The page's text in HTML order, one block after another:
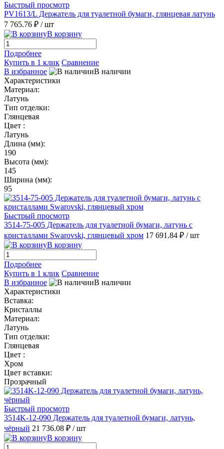
Быстрый просмотр
PV1613/L Держатель для туалетной бумаги, глянцевая латунь
7 765.76 ₽ / шт
В корзину
Подробнее
Купить в 1 клик Сравнение
В избранное
В наличии
Характеристики
Материал:
Латунь
Тип отделки:
Глянцевая
Цвет :
Латунь
Длина (мм):
190
Высота (мм):
145
Ширина (мм):
95
Быстрый просмотр
3514-75-005 Держатель для туалетной бумаги, латунь с
кристаллами Swarovski, глянцевый хром 17 691.84 ₽ / шт
В корзину
Подробнее
Купить в 1 клик Сравнение
В избранное
В наличии
Характеристики
Вставка:
Кристаллы
Материал:
Латунь
Тип отделки:
Глянцевая
Цвет :
Хром
Цвет вставки:
Прозрачный
Быстрый просмотр
3514K-12-090 Держатель для туалетной бумаги, латунь,
чёрный 21 736.08 ₽ / шт
В корзину